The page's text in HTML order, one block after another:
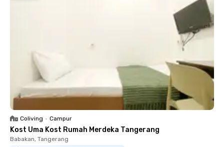
Coliving • Campur
Kost Uma Kost Rumah Merdeka Tangerang
Babakan, Tangerang